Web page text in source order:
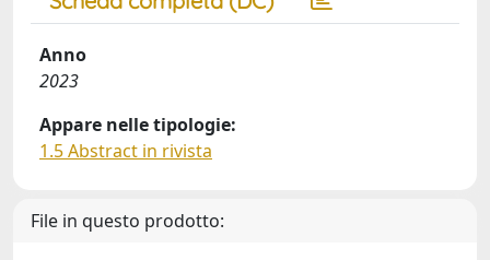
Anno
2023
Appare nelle tipologie:
1.5 Abstract in rivista
File in questo prodotto: